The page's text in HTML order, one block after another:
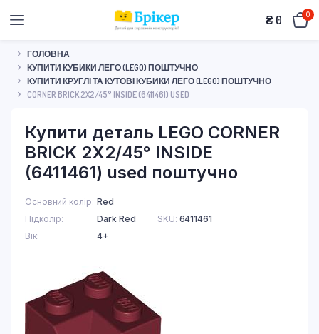
₴ 0 0
ГОЛОВНА
КУПИТИ КУБИКИ ЛЕГО (LEGO) ПОШТУЧНО
КУПИТИ КРУГЛІ ТА КУТОВІ КУБИКИ ЛЕГО (LEGO) ПОШТУЧНО
CORNER BRICK 2X2/45° INSIDE (6411461) USED
Купити деталь LEGO CORNER
BRICK 2X2/45° INSIDE
(6411461) used поштучно
Основний колір Red
Підколір
Dark Red
Вік
4+
SKU: 6411461